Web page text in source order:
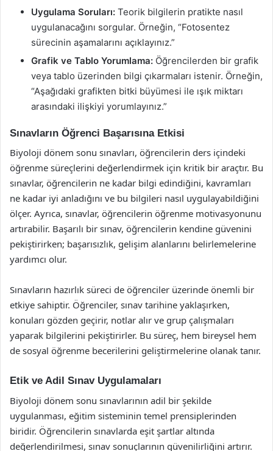
Uygulama Soruları: Teorik bilgilerin pratikte nasıl
uygulanacağını sorgular. Örneğin, “Fotosentez
sürecinin aşamalarını açıklayınız.”
Grafik ve Tablo Yorumlama: Öğrencilerden bir grafik
veya tablo üzerinden bilgi çıkarmaları istenir. Örneğin,
“Aşağıdaki grafikten bitki büyümesi ile ışık miktarı
arasındaki ilişkiyi yorumlayınız.”
Sınavların Öğrenci Başarısına Etkisi
Biyoloji dönem sonu sınavları, öğrencilerin ders içindeki
öğrenme süreçlerini değerlendirmek için kritik bir araçtır. Bu
sınavlar, öğrencilerin ne kadar bilgi edindiğini, kavramları
ne kadar iyi anladığını ve bu bilgileri nasıl uygulayabildiğini
ölçer. Ayrıca, sınavlar, öğrencilerin öğrenme motivasyonunu
artırabilir. Başarılı bir sınav, öğrencilerin kendine güvenini
pekiştirirken; başarısızlık, gelişim alanlarını belirlemelerine
yardımcı olur.
Sınavların hazırlık süreci de öğrenciler üzerinde önemli bir
etkiye sahiptir. Öğrenciler, sınav tarihine yaklaşırken,
konuları gözden geçirir, notlar alır ve grup çalışmaları
yaparak bilgilerini pekiştirirler. Bu süreç, hem bireysel hem
de sosyal öğrenme becerilerini geliştirmelerine olanak tanır.
Etik ve Adil Sınav Uygulamaları
Biyoloji dönem sonu sınavlarının adil bir şekilde
uygulanması, eğitim sisteminin temel prensiplerinden
biridir. Öğrencilerin sınavlarda eşit şartlar altında
değerlendirilmesi, sınav sonuçlarının güvenilirliğini artırır.